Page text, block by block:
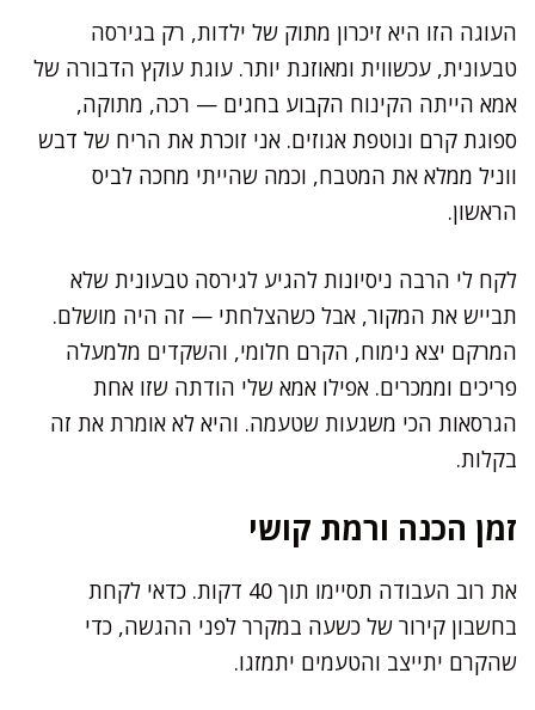
העוגה הזו היא זיכרון מתוק של ילדות, רק בגירסה
טבעונית, עכשווית ומאוזנת יותר. עוגת עוקץ הדבורה של
אמא הייתה הקינוח הקבוע בחגים — רכה, מתוקה,
ספוגת קרם ונוטפת אגוזים. אני זוכרת את הריח של דבש
ווניל ממלא את המטבח, וכמה שהייתי מחכה לביס
הראשון.
לקח לי הרבה ניסיונות להגיע לגירסה טבעונית שלא
תבייש את המקור, אבל כשהצלחתי — זה היה מושלם.
המרקם יצא נימוח, הקרם חלומי, והשקדים מלמעלה
פריכים וממכרים. אפילו אמא שלי הודתה שזו אחת
הגרסאות הכי משגעות שטעמה. והיא לא אומרת את זה
בקלות.
זמן הכנה ורמת קושי
את רוב העבודה תסיימו תוך 40 דקות. כדאי לקחת
בחשבון קירור של כשעה במקרר לפני ההגשה, כדי
שהקרם יתייצב והטעמים יתמזגו.